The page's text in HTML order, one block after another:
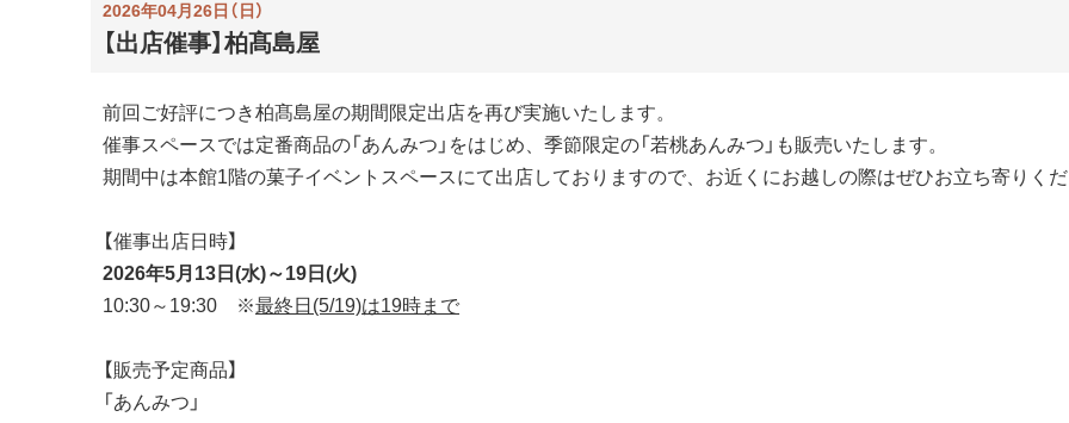
2026年04月26日（日）
【出店催事】柏髙島屋
前回ご好評につき柏髙島屋の期間限定出店を再び実施いたします。
催事スペースでは定番商品の「あんみつ」をはじめ、季節限定の「若桃あんみつ」も販売いたします。
期間中は本館1階の菓子イベントスペースにて出店しておりますので、お近くにお越しの際はぜひお立ち寄りく
【催事出店日時】
2026年5月13日(水)～19日(火)
10:30～19:30 ※最終日(5/19)は19時まで
【販売予定商品】
「あんみつ」